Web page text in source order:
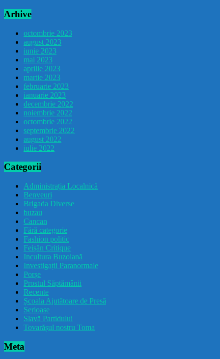
Arhive
octombrie 2023
august 2023
iunie 2023
mai 2023
aprilie 2023
martie 2023
februarie 2023
ianuarie 2023
decembrie 2022
noiembrie 2022
octombrie 2022
septembrie 2022
august 2022
iulie 2022
Categorii
Administrația Localnică
Benveuri
Brigada Diverse
buzau
Cancan
Fără categorie
Fashion politic
Feișăn Critique
Incultura Buzoiană
Investigații Paranormale
Porșe
Prostul Săptămânii
Recente
Școala Ajutătoare de Presă
Serioase
Slavă Partidului
Tovarășul nostru Toma
Meta